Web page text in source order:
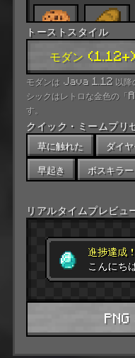
トーストスタイル
モダン (1.12+)
モダンは Java 1.12 以
シックはレトロな金色の
す。
クイック・ミームプリ
草に触れた ダイ
早起き
ボスキラー
リアルタイムプレビュ
PNG